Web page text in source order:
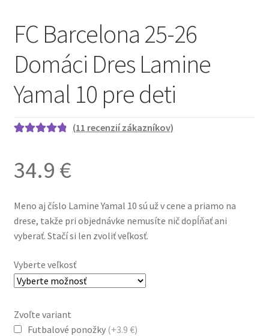
FC Barcelona 25-26
Domáci Dres Lamine
Yamal 10 pre deti
základe
recenzií
(11 recenzií zákazníkov)
34.9 €
Meno aj číslo Lamine Yamal 10 sú už v cene a priamo na
drese, takže pri objednávke nemusíte nič dopĺňať ani
vyberať. Stačí si len zvoliť veľkosť.
Vyberte veľkosť
Zvoľte variant
Futbalové ponožky (+3.9 €)